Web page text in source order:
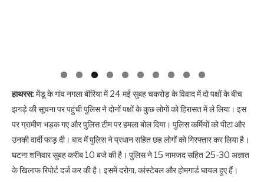
हाथरस: मेंडू के गांव नगला बीरिया में 24 मई सुबह चकरोड़ के विवाद में दो पक्षों के बीच
झगड़े की सूचना पर पहुंची पुलिस ने दोनों पक्षों के कुछ लोगों को हिरासत में ले लिया। इस
पर ग्रामीण भड़क गए और पुलिस टीम पर हमला बोल दिया। पुलिस कर्मियों को पीटा और
उनकी वार्दी फाड़ दी। बाद में पुलिस ने प्रधान सहित छह लोगों को गिरफ्तार कर लिया है।
घटना शनिवार सुबह करीब 10 बजे की है। पुलिस ने 15 नामजद सहित 25-30 अज्ञात
के खिलाफ रिपोर्ट दर्ज कर की है। इसमें दरोगा, कांस्टेबल और होमगार्ड घायल हुए हैं।